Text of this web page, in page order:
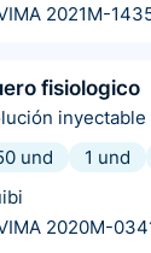
2021M-
fisiologico
inyectable
und
1 und
2020M-